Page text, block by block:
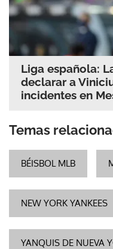
Liga española:
declarar a
incidentes en
Temas
BÉISBOL MLB
NEW YORK YANKEES
YANQUIS DE NUEVA